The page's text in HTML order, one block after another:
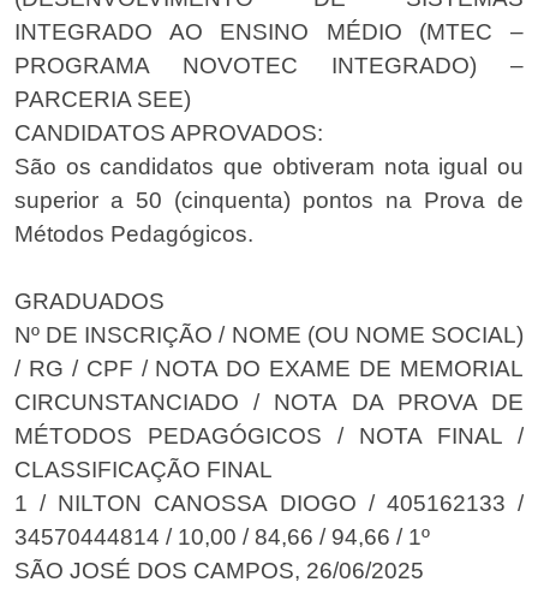
INTEGRADO AO ENSINO MÉDIO (MTEC –
PROGRAMA NOVOTEC INTEGRADO) –
PARCERIA SEE)
CANDIDATOS APROVADOS:
São os candidatos que obtiveram nota igual ou
superior a 50 (cinquenta) pontos na Prova de
Métodos Pedagógicos.
GRADUADOS
Nº DE INSCRIÇÃO / NOME (OU NOME SOCIAL)
/ RG / CPF / NOTA DO EXAME DE MEMORIAL
CIRCUNSTANCIADO / NOTA DA PROVA DE
MÉTODOS PEDAGÓGICOS / NOTA FINAL /
CLASSIFICAÇÃO FINAL
1 / NILTON CANOSSA DIOGO / 405162133 /
34570444814 / 10,00 / 84,66 / 94,66 / 1º
SÃO JOSÉ DOS CAMPOS, 26/06/2025